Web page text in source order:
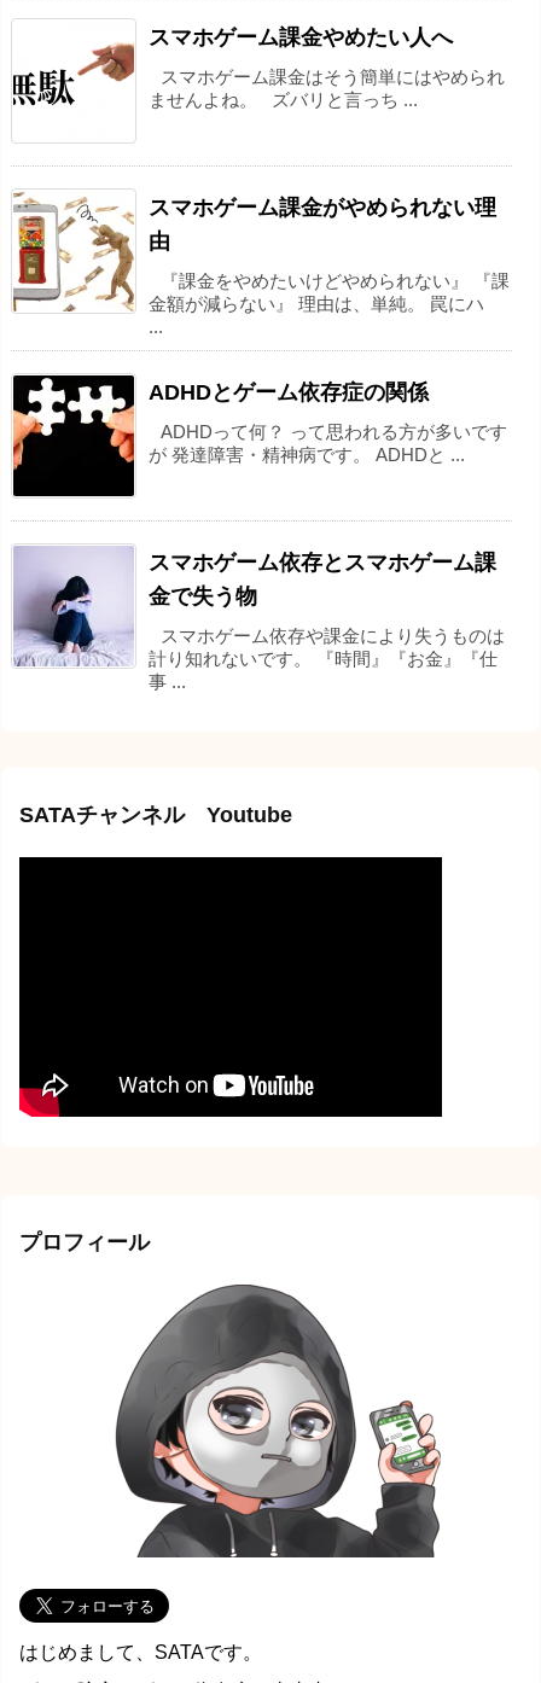
スマホゲーム課金やめたい人へ
スマホゲーム課金はそう簡単にはやめられ
ませんよね。 ズバリと言っち ...
スマホゲーム課金がやめられない理
由
『課金をやめたいけどやめられない』 『課
金額が減らない』 理由は、単純。 罠にハ
...
ADHDとゲーム依存症の関係
ADHDって何？ って思われる方が多いです
が 発達障害・精神病です。 ADHDと ...
スマホゲーム依存とスマホゲーム課
金で失う物
スマホゲーム依存や課金により失うものは
計り知れないです。 『時間』『お金』『仕
事 ...
SATAチャンネル Youtube
プロフィール
はじめまして、SATAです。